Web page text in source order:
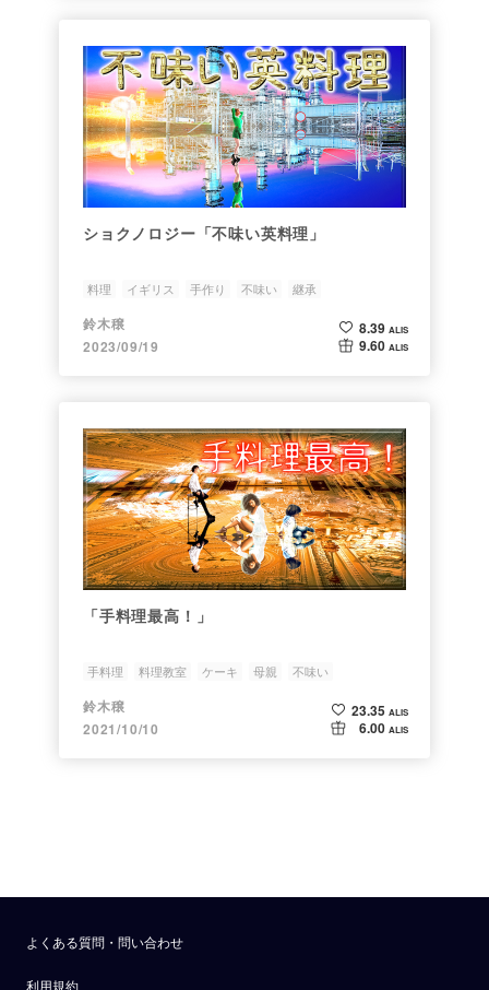
ショクノロジー「不味い英料理」
料理 イギリス 手作り 不味い 継承
鈴木穣
2023/09/19
8.39 ALIS
9.60 ALIS
「手料理最高！」
手料理 料理教室 ケーキ 母親 不味い
鈴木穣
2021/10/10
23.35 ALIS
6.00 ALIS
よくある質問・問い合わせ
利用規約